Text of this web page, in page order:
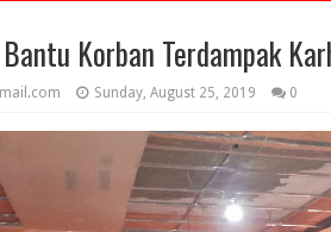
Bantu Korban Terdampak
Sunday, August 25, 2019 0